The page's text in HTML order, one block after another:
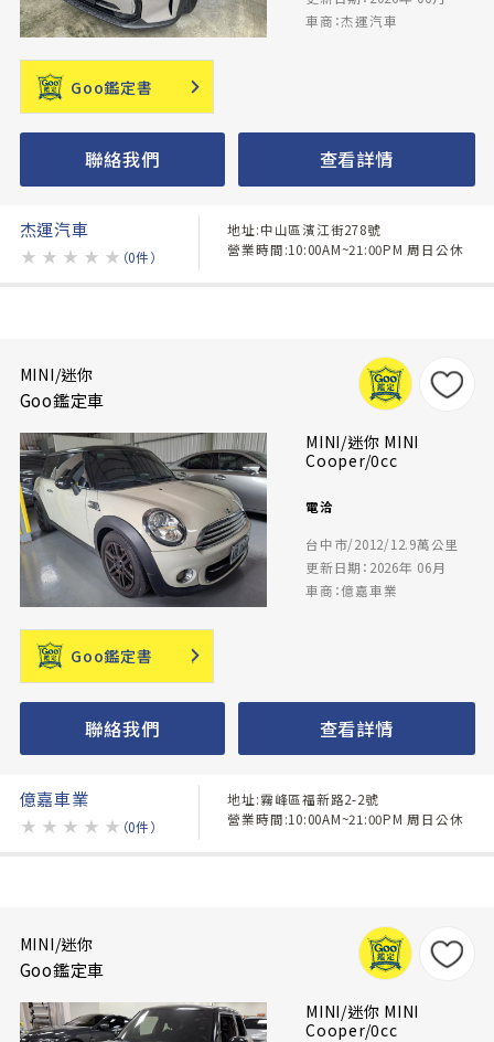
車商：杰運汽車
Goo鑑定書
聯絡我們 查看詳情
杰運汽車
★ ★ ★ ★ ★ （0件）
地址:中山區濱江街278號
營業時間:10:00AM~21:00PM 周日公休
MINI/迷你
Goo鑑定車
MINI/迷你 MINI
Cooper/0cc
電洽
台中市/2012/12.9萬公里
更新日期：2026年 06月
車商：億嘉車業
Goo鑑定書
聯絡我們 查看詳情
億嘉車業
★ ★ ★ ★ ★ （0件）
地址:霧峰區福新路2-2號
營業時間:10:00AM~21:00PM 周日公休
MINI/迷你
Goo鑑定車
MINI/迷你 MINI
Cooper/0cc